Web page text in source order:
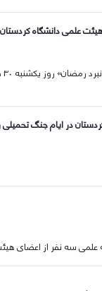
علمی دانشگاه کردستان
در ایام جنگ
علمی سه نفر از اعضای